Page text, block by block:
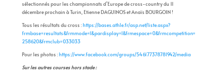
sélectionnés pour les championnats d’Europe de cross-country du 11
décembre prochain à Turin, Etienne DAGUINOS et Anaïs BOURGOIN !
Tous les résultats du cross :https://bases.athle.fr/asp.net/liste.aspx?
frmbase=resultats&frmmode=1&pardisplay=1&frmespace=0&frmcompetition=
258620&frmclub=033033
Pour les photos :https://www.facebook.com/groups/546177378781942/media
Sur les autres courses hors stade :